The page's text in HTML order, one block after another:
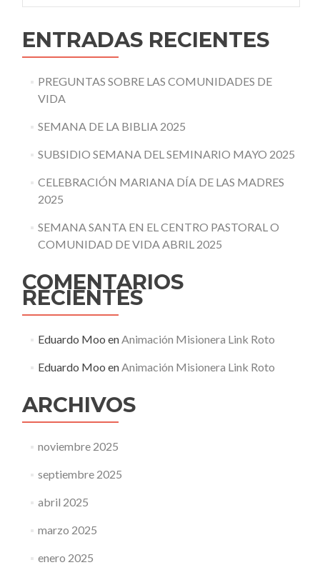
ENTRADAS RECIENTES
PREGUNTAS SOBRE LAS COMUNIDADES DE
VIDA
SEMANA DE LA BIBLIA 2025
SUBSIDIO SEMANA DEL SEMINARIO MAYO 2025
CELEBRACIÓN MARIANA DÍA DE LAS MADRES
2025
SEMANA SANTA EN EL CENTRO PASTORAL O
COMUNIDAD DE VIDA ABRIL 2025
COMENTARIOS
RECIENTES
Eduardo Moo enAnimación Misionera Link Roto
Eduardo Moo enAnimación Misionera Link Roto
ARCHIVOS
noviembre 2025
septiembre 2025
abril 2025
marzo 2025
enero 2025